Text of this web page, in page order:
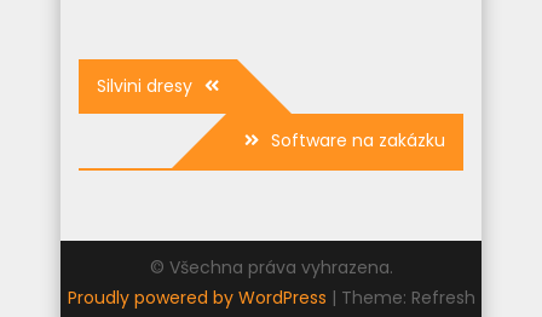
Navigace
pro
příspěvek
Silvini dresy
Software na zakázku
© Všechna práva vyhrazena.
Proudly powered by WordPress | Theme: Refresh